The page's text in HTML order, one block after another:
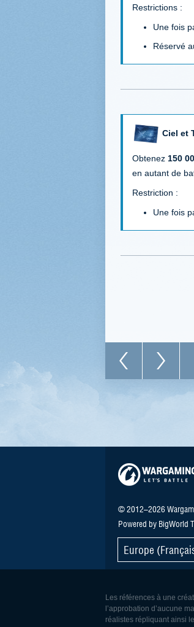
Restrictions :
Une fois
Réservé
Ciel et
Obtenez 150
en autant de
Restriction :
Une fois
© 2012–2026
Powered by
Europe
Les références à une
l’approbation d’aucune
réalistes répliquant ainsi